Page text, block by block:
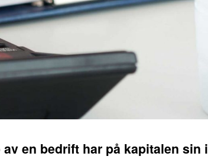
en bedrift har på kapitalen sin i